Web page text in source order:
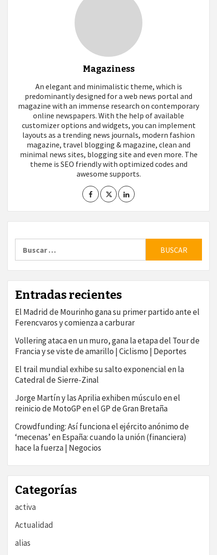
Magaziness
An elegant and minimalistic theme, which is
predominantly designed for a web news portal and
magazine with an immense research on contemporary
online newspapers. With the help of available
customizer options and widgets, you can implement
layouts as a trending news journals, modern fashion
magazine, travel blogging & magazine, clean and
minimal news sites, blogging site and even more. The
theme is SEO friendly with optimized codes and
awesome supports.
Entradas recientes
El Madrid de Mourinho gana su primer partido ante el
Ferencvaros y comienza a carburar
Vollering ataca en un muro, gana la etapa del Tour de
Francia y se viste de amarillo | Ciclismo | Deportes
El trail mundial exhibe su salto exponencial en la
Catedral de Sierre-Zinal
Jorge Martín y las Aprilia exhiben músculo en el
reinicio de MotoGP en el GP de Gran Bretaña
Crowdfunding: Así funciona el ejército anónimo de
‘mecenas’ en España: cuando la unión (financiera)
hace la fuerza | Negocios
Categorías
activa
Actualidad
alias